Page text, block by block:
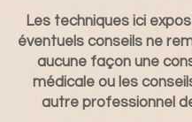
Les techniques ici
éventuels conseils ne
aucune façon une
médicale ou les
autre professionnel